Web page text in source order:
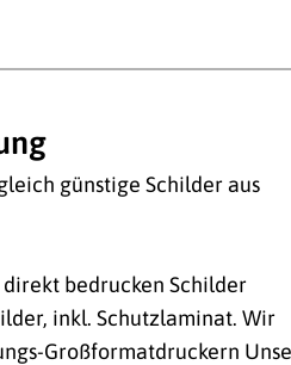
günstige Schilder aus
bedrucken Schilder
inkl. Schutzlaminat. Wir
Großformatdruckern